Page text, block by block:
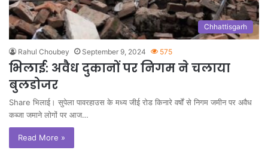
Chhattisgarh
Rahul Choubey September 9, 2024 575
भिलाई: अवैध दुकानों पर निगम ने चलाया
बुलडोजर
Share भिलाई। सुपेला पावरहाउस के मध्य जीई रोड किनारे वर्षों से निगम जमीन पर अवैध
कब्जा जमाने लोगों पर आज…
Read More »